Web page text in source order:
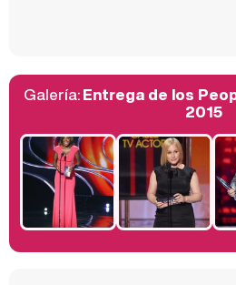
Galería:Entrega de los
2015